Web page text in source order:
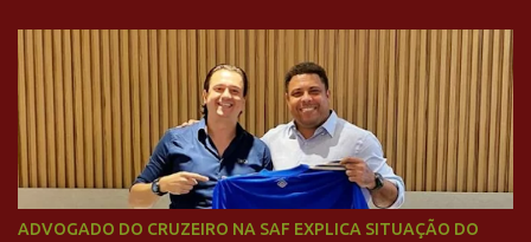
Neymar Pai nega
ADVOGADO DO CRUZEIRO NA SAF EXPLICA SITUAÇÃO DO